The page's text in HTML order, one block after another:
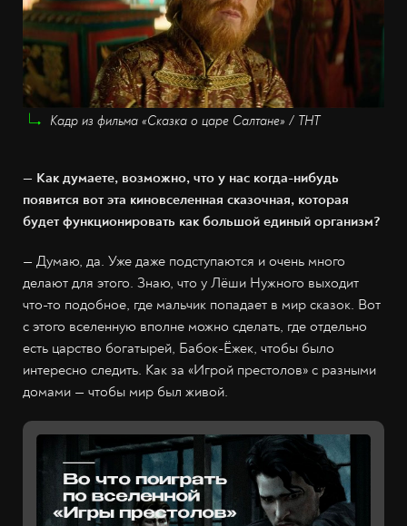
Кадр из фильма «Сказка о царе Салтане» / ТНТ
— Как думаете, возможно, что у нас когда-нибудь
появится вот эта киновселенная сказочная, которая
будет функционировать как большой единый организм?
— Думаю, да. Уже даже подступаются и очень много
делают для этого. Знаю, что у Лёши Нужного выходит
что-то подобное, где мальчик попадает в мир сказок. Вот
с этого вселенную вполне можно сделать, где отдельно
есть царство богатырей, Бабок-Ёжек, чтобы было
интересно следить. Как за «Игрой престолов» с разными
домами — чтобы мир был живой.